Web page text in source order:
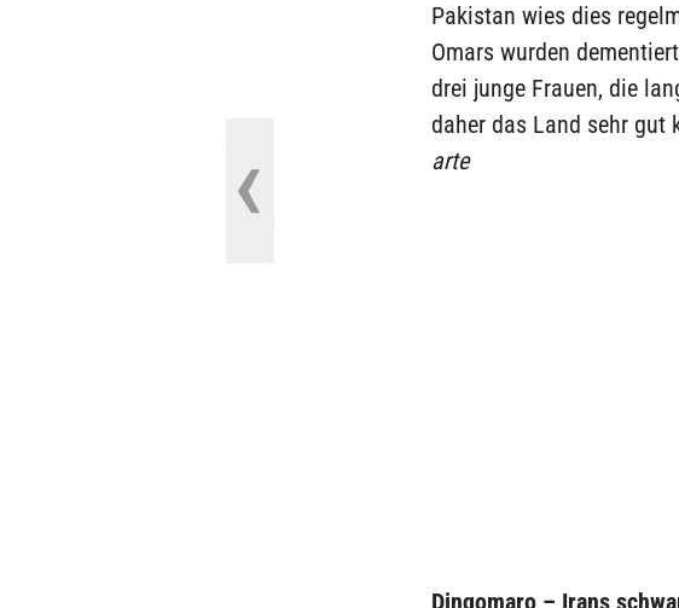
Pakistan wies dies
Omars wurden
drei junge Frauen, die
daher das Land sehr gut
arte
Dingomaro – Irans